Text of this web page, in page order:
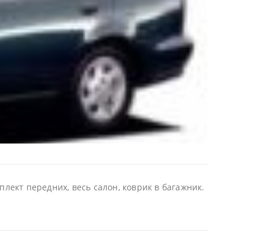
передних, весь салон, коврик в багажник.